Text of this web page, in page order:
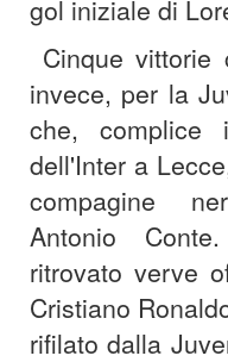
gol iniziale di
Cinque vittorie
invece, per la
che, complice
dell'Inter a
compagine
Antonio
ritrovato verve
Cristiano
rifilato dalla